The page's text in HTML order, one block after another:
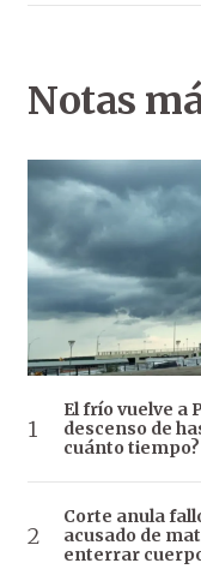
Notas
El frío vuelve a
descenso de
cuánto tiempo?
Corte anula
acusado de
enterrar